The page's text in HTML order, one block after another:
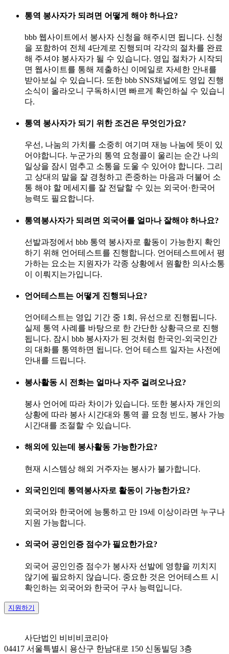
통역 봉사자가 되려면 어떻게 해야 하나요?
bbb 웹사이트에서 봉사자 신청을 해주시면 됩니다. 신청
을 포함하여 전체 4단계로 진행되며 각각의 절차를 완료
해 주셔야 봉사자가 될 수 있습니다. 영입 절차가 시작되
면 웹사이트를 통해 제출하신 이메일로 자세한 안내를
받아보실 수 있습니다. 또한 bbb SNS채널에도 영입 진행
소식이 올라오니 구독하시면 빠르게 확인하실 수 있습니
다.
통역 봉사자가 되기 위한 조건은 무엇인가요?
우선, 나눔의 가치를 소중히 여기며 재능 나눔에 뜻이 있
어야합니다. 누군가의 통역 요청콜이 울리는 순간 나의
일상을 잠시 멈추고 소통을 도울 수 있어야 합니다. 그리
고 상대의 말을 잘 경청하고 존중하는 마음과 더불어 소
통 해야 할 메세지를 잘 전달할 수 있는 외국어·한국어
능력도 필요합니다.
통역봉사자가 되려면 외국어를 얼마나 잘해야 하나요?
선발과정에서 bbb 통역 봉사자로 활동이 가능한지 확인
하기 위해 언어테스트를 진행합니다. 언어테스트에서 평
가하는 요소는 지원자가 각종 상황에서 원활한 의사소통
이 이뤄지는가입니다.
언어테스트는 어떻게 진행되나요?
언어테스트는 영입 기간 중 1회, 유선으로 진행됩니다.
실제 통역 사례를 바탕으로 한 간단한 상황극으로 진행
됩니다. 잠시 bbb 봉사자가 된 것처럼 한국인-외국인간
의 대화를 통역하면 됩니다. 언어 테스트 일자는 사전에
안내를 드립니다.
봉사활동 시 전화는 얼마나 자주 걸려오나요?
봉사 언어에 따라 차이가 있습니다. 또한 봉사자 개인의
상황에 따라 봉사 시간대와 통역 콜 요청 빈도, 봉사 가능
시간대를 조절할 수 있습니다.
해외에 있는데 봉사활동 가능한가요?
현재 시스템상 해외 거주자는 봉사가 불가합니다.
외국인인데 통역봉사자로 활동이 가능한가요?
외국어와 한국어에 능통하고 만 19세 이상이라면 누구나
지원 가능합니다.
외국어 공인인증 점수가 필요한가요?
외국어 공인인증 점수가 봉사자 선발에 영향을 끼치지
않기에 필요하지 않습니다. 중요한 것은 언어테스트 시
확인하는 외국어와 한국어 구사 능력입니다.
지원하기
사단법인 비비비코리아
04417 서울특별시 용산구 한남대로 150 신동빌딩 3층